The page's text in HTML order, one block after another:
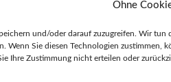
Ohne
und/oder darauf zuzugreifen. Wir tun
Wenn Sie diesen Technologien zustimmen,
Ihre Zustimmung nicht erteilen oder
Die durchgestrichenen Preise